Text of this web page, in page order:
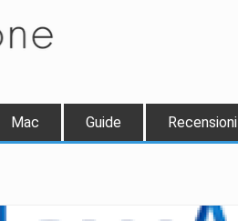
Mac Guide Recensioni